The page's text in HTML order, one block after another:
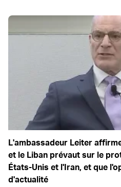
L'ambassadeur Leiter
et le Liban prévaut sur le
États-Unis et l'Iran, et que
d'actualité